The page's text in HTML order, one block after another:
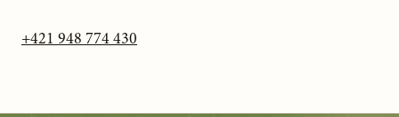
+421 948 774 430